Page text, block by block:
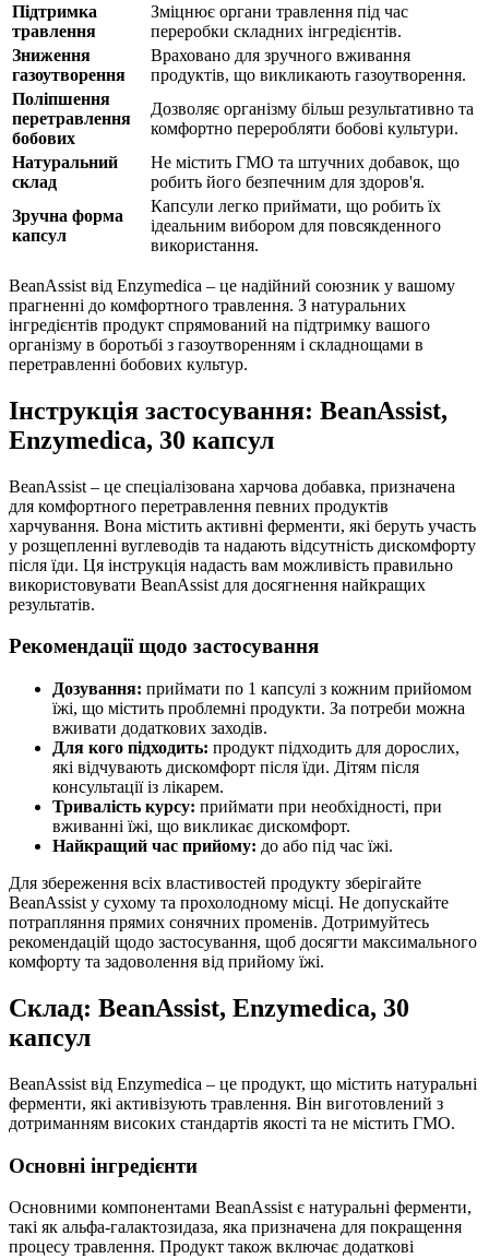
Підтримка
травлення
Зміцнює органи травлення під час
переробки складних інгредієнтів.
Зниження
газоутворення
Враховано для зручного вживання
продуктів, що викликають газоутворення.
Поліпшення
перетравлення
бобових
Дозволяє організму більш результативно та
комфортно переробляти бобові культури.
Натуральний
склад
Не містить ГМО та штучних добавок, що
робить його безпечним для здоров'я.
Зручна форма
капсул
Капсули легко приймати, що робить їх
ідеальним вибором для повсякденного
використання.
BeanAssist від Enzymedica – це надійний союзник у вашому
прагненні до комфортного травлення. З натуральних
інгредієнтів продукт спрямований на підтримку вашого
організму в боротьбі з газоутворенням і складнощами в
перетравленні бобових культур.
Інструкція застосування: BeanAssist,
Enzymedica, 30 капсул
BeanAssist – це спеціалізована харчова добавка, призначена
для комфортного перетравлення певних продуктів
харчування. Вона містить активні ферменти, які беруть участь
у розщепленні вуглеводів та надають відсутність дискомфорту
після їди. Ця інструкція надасть вам можливість правильно
використовувати BeanAssist для досягнення найкращих
результатів.
Рекомендації щодо застосування
Дозування: приймати по 1 капсулі з кожним прийомом
їжі, що містить проблемні продукти. За потреби можна
вживати додаткових заходів.
Для кого підходить: продукт підходить для дорослих,
які відчувають дискомфорт після їди. Дітям після
консультації із лікарем.
Тривалість курсу: приймати при необхідності, при
вживанні їжі, що викликає дискомфорт.
Найкращий час прийому: до або під час їжі.
Для збереження всіх властивостей продукту зберігайте
BeanAssist у сухому та прохолодному місці. Не допускайте
потрапляння прямих сонячних променів. Дотримуйтесь
рекомендацій щодо застосування, щоб досягти максимального
комфорту та задоволення від прийому їжі.
Склад: BeanAssist, Enzymedica, 30
капсул
BeanAssist від Enzymedica – це продукт, що містить натуральні
ферменти, які активізують травлення. Він виготовлений з
дотриманням високих стандартів якості та не містить ГМО.
Основні інгредієнти
Основними компонентами BeanAssist є натуральні ферменти,
такі як альфа-галактозидаза, яка призначена для покращення
процесу травлення. Продукт також включає додаткові